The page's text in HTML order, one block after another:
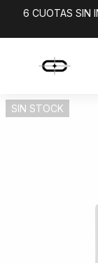
6 CUOTAS SIN
SIN STOCK